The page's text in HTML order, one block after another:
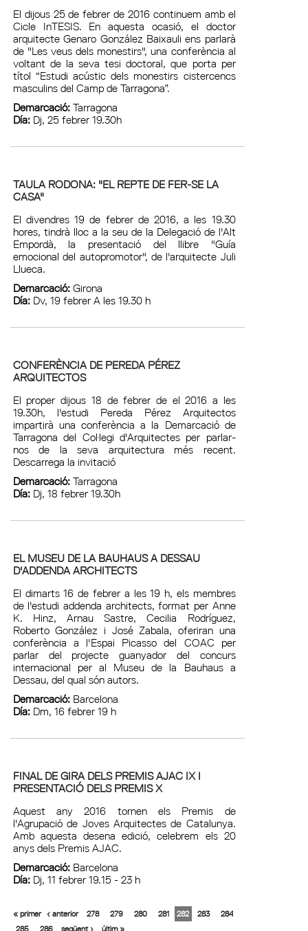
El dijous 25 de febrer de 2016 continuem amb el
Cicle InTESIS. En aquesta ocasió, el doctor
arquitecte Genaro González Baixauli ens parlarà
de "Les veus dels monestirs", una conferència al
voltant de la seva tesi doctoral, que porta per
títol “Estudi acústic dels monestirs cistercencs
masculins del Camp de Tarragona”.
Demarcació:Tarragona
Día: Dj, 25 febrer 19.30h
TAULA RODONA: "EL REPTE DE FER-SE LA
CASA"
El divendres 19 de febrer de 2016, a les 19.30
hores, tindrà lloc a la seu de la Delegació de l'Alt
Empordà, la presentació del llibre "Guía
emocional del autopromotor", de l'arquitecte Juli
Llueca.
Demarcació:Girona
Día: Dv, 19 febrer A les 19.30 h
CONFERÈNCIA DE PEREDA PÉREZ
ARQUITECTOS
El proper dijous 18 de febrer de el 2016 a les
19.30h, l'estudi Pereda Pérez Arquitectos
impartirà una conferència a la Demarcació de
Tarragona del Col·legi d'Arquitectes per parlar-
nos de la seva arquitectura més recent.
Descarrega la invitació
Demarcació:Tarragona
Día: Dj, 18 febrer 19.30h
EL MUSEU DE LA BAUHAUS A DESSAU
D'ADDENDA ARCHITECTS
El dimarts 16 de febrer a les 19 h, els membres
de l'estudi addenda architects, format per Anne
K. Hinz, Arnau Sastre, Cecilia Rodríguez,
Roberto González i José Zabala, oferiran una
conferència a l'Espai Picasso del COAC per
parlar del projecte guanyador del concurs
internacional per al Museu de la Bauhaus a
Dessau, del qual són autors.
Demarcació: Barcelona
Día: Dm, 16 febrer 19 h
FINAL DE GIRA DELS PREMIS AJAC IX I
PRESENTACIÓ DELS PREMIS X
Aquest any 2016 tornen els Premis de
l'Agrupació de Joves Arquitectes de Catalunya.
Amb aquesta desena edició, celebrem els 20
anys dels Premis AJAC.
Demarcació: Barcelona
Día: Dj, 11 febrer 19.15 - 23 h
« primer ‹ anterior 278 279 280 281 282 283
284
285
286 següent › últim »